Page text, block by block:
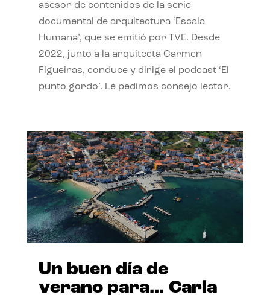
asesor de contenidos de la serie
documental de arquitectura ‘Escala
Humana’, que se emitió por TVE. Desde
2022, junto a la arquitecta Carmen
Figueiras, conduce y dirige el podcast ‘El
punto gordo’. Le pedimos consejo lector.
Un buen día de
verano para… Carla